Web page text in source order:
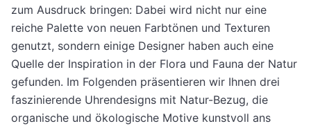
zum Ausdruck bringen: Dabei wird nicht nur eine
reiche Palette von neuen Farbtönen und Texturen
genutzt, sondern einige Designer haben auch eine
Quelle der Inspiration in der Flora und Fauna der Natur
gefunden. Im Folgenden präsentieren wir Ihnen drei
faszinierende Uhrendesigns mit Natur-Bezug, die
organische und ökologische Motive kunstvoll ans